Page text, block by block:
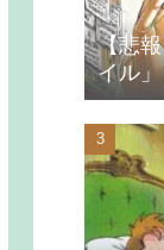
【悲
イル
つま